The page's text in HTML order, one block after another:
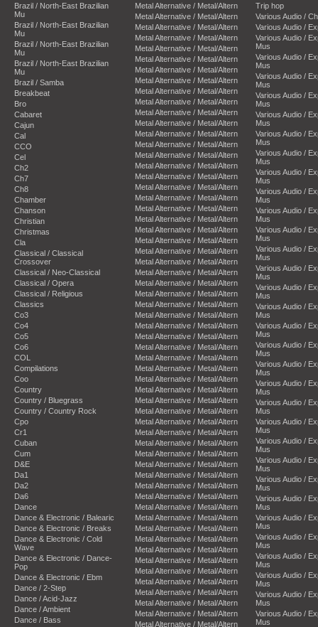
Brazil / North-East Brazilian
Mu
Brazil / North-East Brazilian
Mu
Brazil / North-East Brazilian
Mu
Brazil / North-East Brazilian
Mu
Brazil / Samba
Breakbeat
Bro
Cabaret
Cajun
Cal
CCO
Cel
Ch2
Ch7
Ch8
Chamber
Chanson
Christian
Christmas
Cla
Classical / Classical
Crossover
Classical / Neo-Classical
Classical / Opera
Classical / Religious
Classics
Co3
Co4
Co5
Co6
COL
Compilations
Coo
Country
Country / Bluegrass
Country / Country Rock
Cpo
Cr1
Cuban
Cum
D&E
Da1
Da2
Da6
Dance
Dance & Electronic / Balearic
Dance & Electronic / Breaks
Dance & Electronic / Cold
Wave
Dance & Electronic / Dance-
Pop
Dance & Electronic / Ebm
Dance / 2-Step
Dance / Acid-Jazz
Dance / Ambient
Dance / Bass
Metal Alternative / Metal/Altern
Metal Alternative / Metal/Altern
Metal Alternative / Metal/Altern
Metal Alternative / Metal/Altern
Metal Alternative / Metal/Altern
Metal Alternative / Metal/Altern
Metal Alternative / Metal/Altern
Metal Alternative / Metal/Altern
Metal Alternative / Metal/Altern
Metal Alternative / Metal/Altern
Metal Alternative / Metal/Altern
Metal Alternative / Metal/Altern
Metal Alternative / Metal/Altern
Metal Alternative / Metal/Altern
Metal Alternative / Metal/Altern
Metal Alternative / Metal/Altern
Metal Alternative / Metal/Altern
Metal Alternative / Metal/Altern
Metal Alternative / Metal/Altern
Metal Alternative / Metal/Altern
Metal Alternative / Metal/Altern
Metal Alternative / Metal/Altern
Metal Alternative / Metal/Altern
Metal Alternative / Metal/Altern
Metal Alternative / Metal/Altern
Metal Alternative / Metal/Altern
Metal Alternative / Metal/Altern
Metal Alternative / Metal/Altern
Metal Alternative / Metal/Altern
Metal Alternative / Metal/Altern
Metal Alternative / Metal/Altern
Metal Alternative / Metal/Altern
Metal Alternative / Metal/Altern
Metal Alternative / Metal/Altern
Metal Alternative / Metal/Altern
Metal Alternative / Metal/Altern
Metal Alternative / Metal/Altern
Metal Alternative / Metal/Altern
Metal Alternative / Metal/Altern
Metal Alternative / Metal/Altern
Metal Alternative / Metal/Altern
Metal Alternative / Metal/Altern
Metal Alternative / Metal/Altern
Metal Alternative / Metal/Altern
Metal Alternative / Metal/Altern
Metal Alternative / Metal/Altern
Metal Alternative / Metal/Altern
Metal Alternative / Metal/Altern
Metal Alternative / Metal/Altern
Metal Alternative / Metal/Altern
Metal Alternative / Metal/Altern
Metal Alternative / Metal/Altern
Metal Alternative / Metal/Altern
Metal Alternative / Metal/Altern
Metal Alternative / Metal/Altern
Metal Alternative / Metal/Altern
Metal Alternative / Metal/Altern
Metal Alternative / Metal/Altern
Metal Alternative / Metal/Altern
Trip hop
Various Audio /
Various Audio /
Various Audio /
Mus
Various Audio /
Mus
Various Audio /
Mus
Various Audio /
Mus
Various Audio /
Mus
Various Audio /
Mus
Various Audio /
Mus
Various Audio /
Mus
Various Audio /
Mus
Various Audio /
Mus
Various Audio /
Mus
Various Audio /
Mus
Various Audio /
Mus
Various Audio /
Mus
Various Audio /
Mus
Various Audio /
Mus
Various Audio /
Mus
Various Audio /
Mus
Various Audio /
Mus
Various Audio /
Mus
Various Audio /
Mus
Various Audio /
Mus
Various Audio /
Mus
Various Audio /
Mus
Various Audio /
Mus
Various Audio /
Mus
Various Audio /
Mus
Various Audio /
Mus
Various Audio /
Mus
Various Audio /
Mus
Various Audio /
Mus